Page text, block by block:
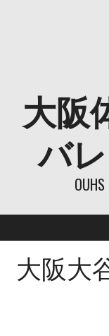
大阪
バ
大阪大